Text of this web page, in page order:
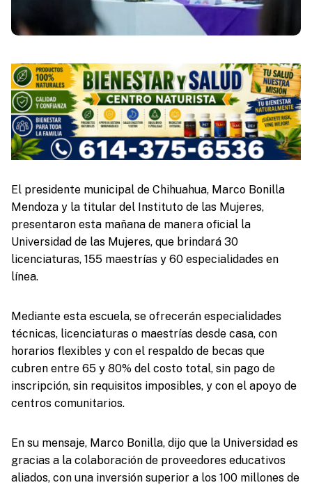
El presidente municipal de Chihuahua, Marco Bonilla
Mendoza y la titular del Instituto de las Mujeres,
presentaron esta mañana de manera oficial la
Universidad de las Mujeres, que brindará 30
licenciaturas, 155 maestrías y 60 especialidades en
línea.
Mediante esta escuela, se ofrecerán especialidades
técnicas, licenciaturas o maestrías desde casa, con
horarios flexibles y con el respaldo de becas que
cubren entre 65 y 80% del costo total, sin pago de
inscripción, sin requisitos imposibles, y con el apoyo de
centros comunitarios.
En su mensaje, Marco Bonilla, dijo que la Universidad es
gracias a la colaboración de proveedores educativos
aliados, con una inversión superior a los 100 millones de